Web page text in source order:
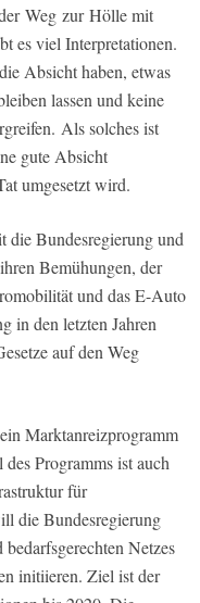
Weg zur Hölle mit
es viel Interpretationen.
Absicht haben, etwas
lassen und keine
Als solches ist
gute Absicht
umgesetzt wird.
die Bundesregierung und
Bemühungen, der
und das E-Auto
in den letzten Jahren
auf den Weg
Marktanreizprogramm
Programms ist auch
für
die Bundesregierung
Netzes
initiieren. Ziel ist der